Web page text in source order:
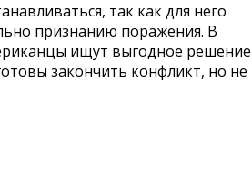
так как для него
признанию поражения. В
ищут выгодное решение
закончить конфликт, но не